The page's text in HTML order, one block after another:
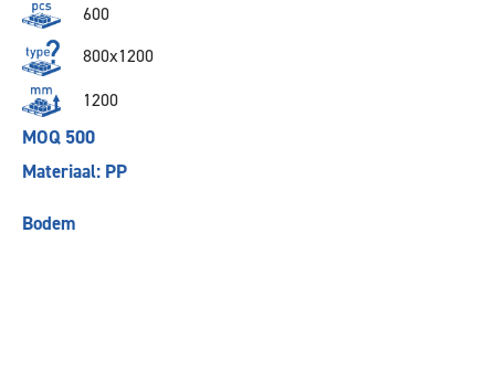
600
800x1200
1200
MOQ 500
Materiaal: PP
Bodem